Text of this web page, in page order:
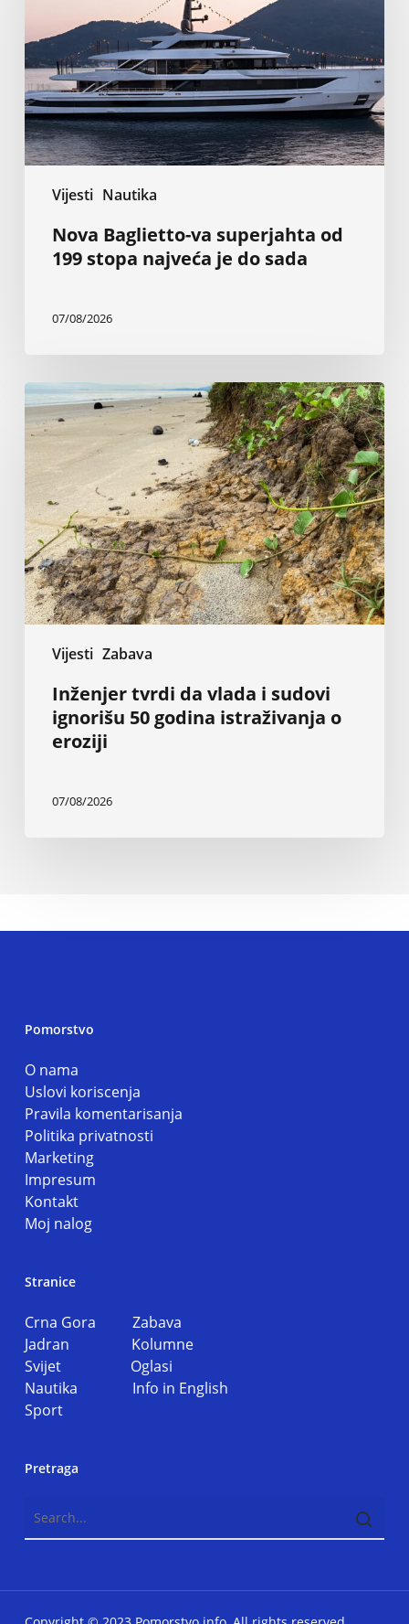
Vijesti Nautika
199
stopa
najveća
je
do
sada
Nova Baglietto-va superjahta od
199 stopa najveća je do sada
07/08/2026
Vijesti Zabava
Inženjer
tvrdi
da
i
sudovi
ignorišu
50
godina
istraživanja
o
Inženjer tvrdi da vlada i sudovi
ignorišu 50 godina istraživanja o
eroziji
07/08/2026
Pomorstvo
O nama
Uslovi koriscenja
Pravila komentarisanja
Politika privatnosti
Marketing
Impresum
Kontakt
Moj nalog
Stranice
Crna Gora Zabava
Jadran Kolumne
Svijet Oglasi
Nautika Info in English
Sport
Pretraga